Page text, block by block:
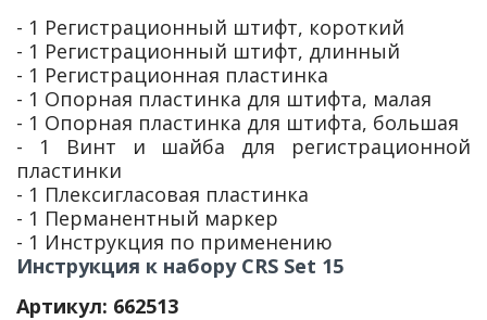
- 1 Регистрационный штифт, короткий
- 1 Регистрационный штифт, длинный
- 1 Регистрационная пластинка
- 1 Опорная пластинка для штифта, малая
- 1 Опорная пластинка для штифта, большая
- 1 Винт и шайба для регистрационной
пластинки
- 1 Плексигласовая пластинка
- 1 Перманентный маркер
- 1 Инструкция по применению
Инструкция к набору CRS Set 15
Артикул: 662513